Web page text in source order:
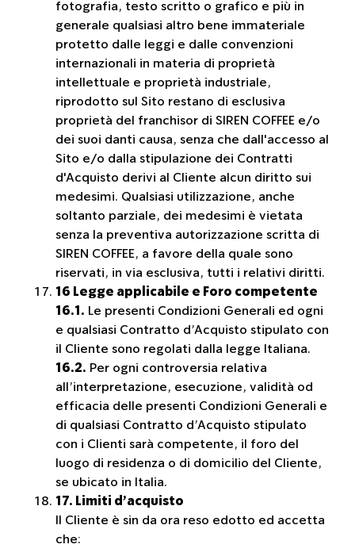
fotografia, testo scritto o grafico e più in
generale qualsiasi altro bene immateriale
protetto dalle leggi e dalle convenzioni
internazionali in materia di proprietà
intellettuale e proprietà industriale,
riprodotto sul Sito restano di esclusiva
proprietà del franchisor di SIREN COFFEE e/o
dei suoi danti causa, senza che dall'accesso al
Sito e/o dalla stipulazione dei Contratti
d'Acquisto derivi al Cliente alcun diritto sui
medesimi. Qualsiasi utilizzazione, anche
soltanto parziale, dei medesimi è vietata
senza la preventiva autorizzazione scritta di
SIREN COFFEE, a favore della quale sono
riservati, in via esclusiva, tutti i relativi diritti.
16 Legge applicabile e Foro competente
16.1. Le presenti Condizioni Generali ed ogni
e qualsiasi Contratto d’Acquisto stipulato con
il Cliente sono regolati dalla legge Italiana.
16.2. Per ogni controversia relativa
all’interpretazione, esecuzione, validità od
efficacia delle presenti Condizioni Generali e
di qualsiasi Contratto d’Acquisto stipulato
con i Clienti sarà competente, il foro del
luogo di residenza o di domicilio del Cliente,
se ubicato in Italia.
17. Limiti d’acquisto
Il Cliente è sin da ora reso edotto ed accetta
che: